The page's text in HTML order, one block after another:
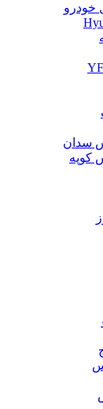
خودرو
سدان
کوپه